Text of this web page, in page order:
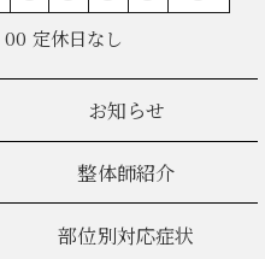
定休日なし
お知らせ
整体師紹介
部位別対応症状